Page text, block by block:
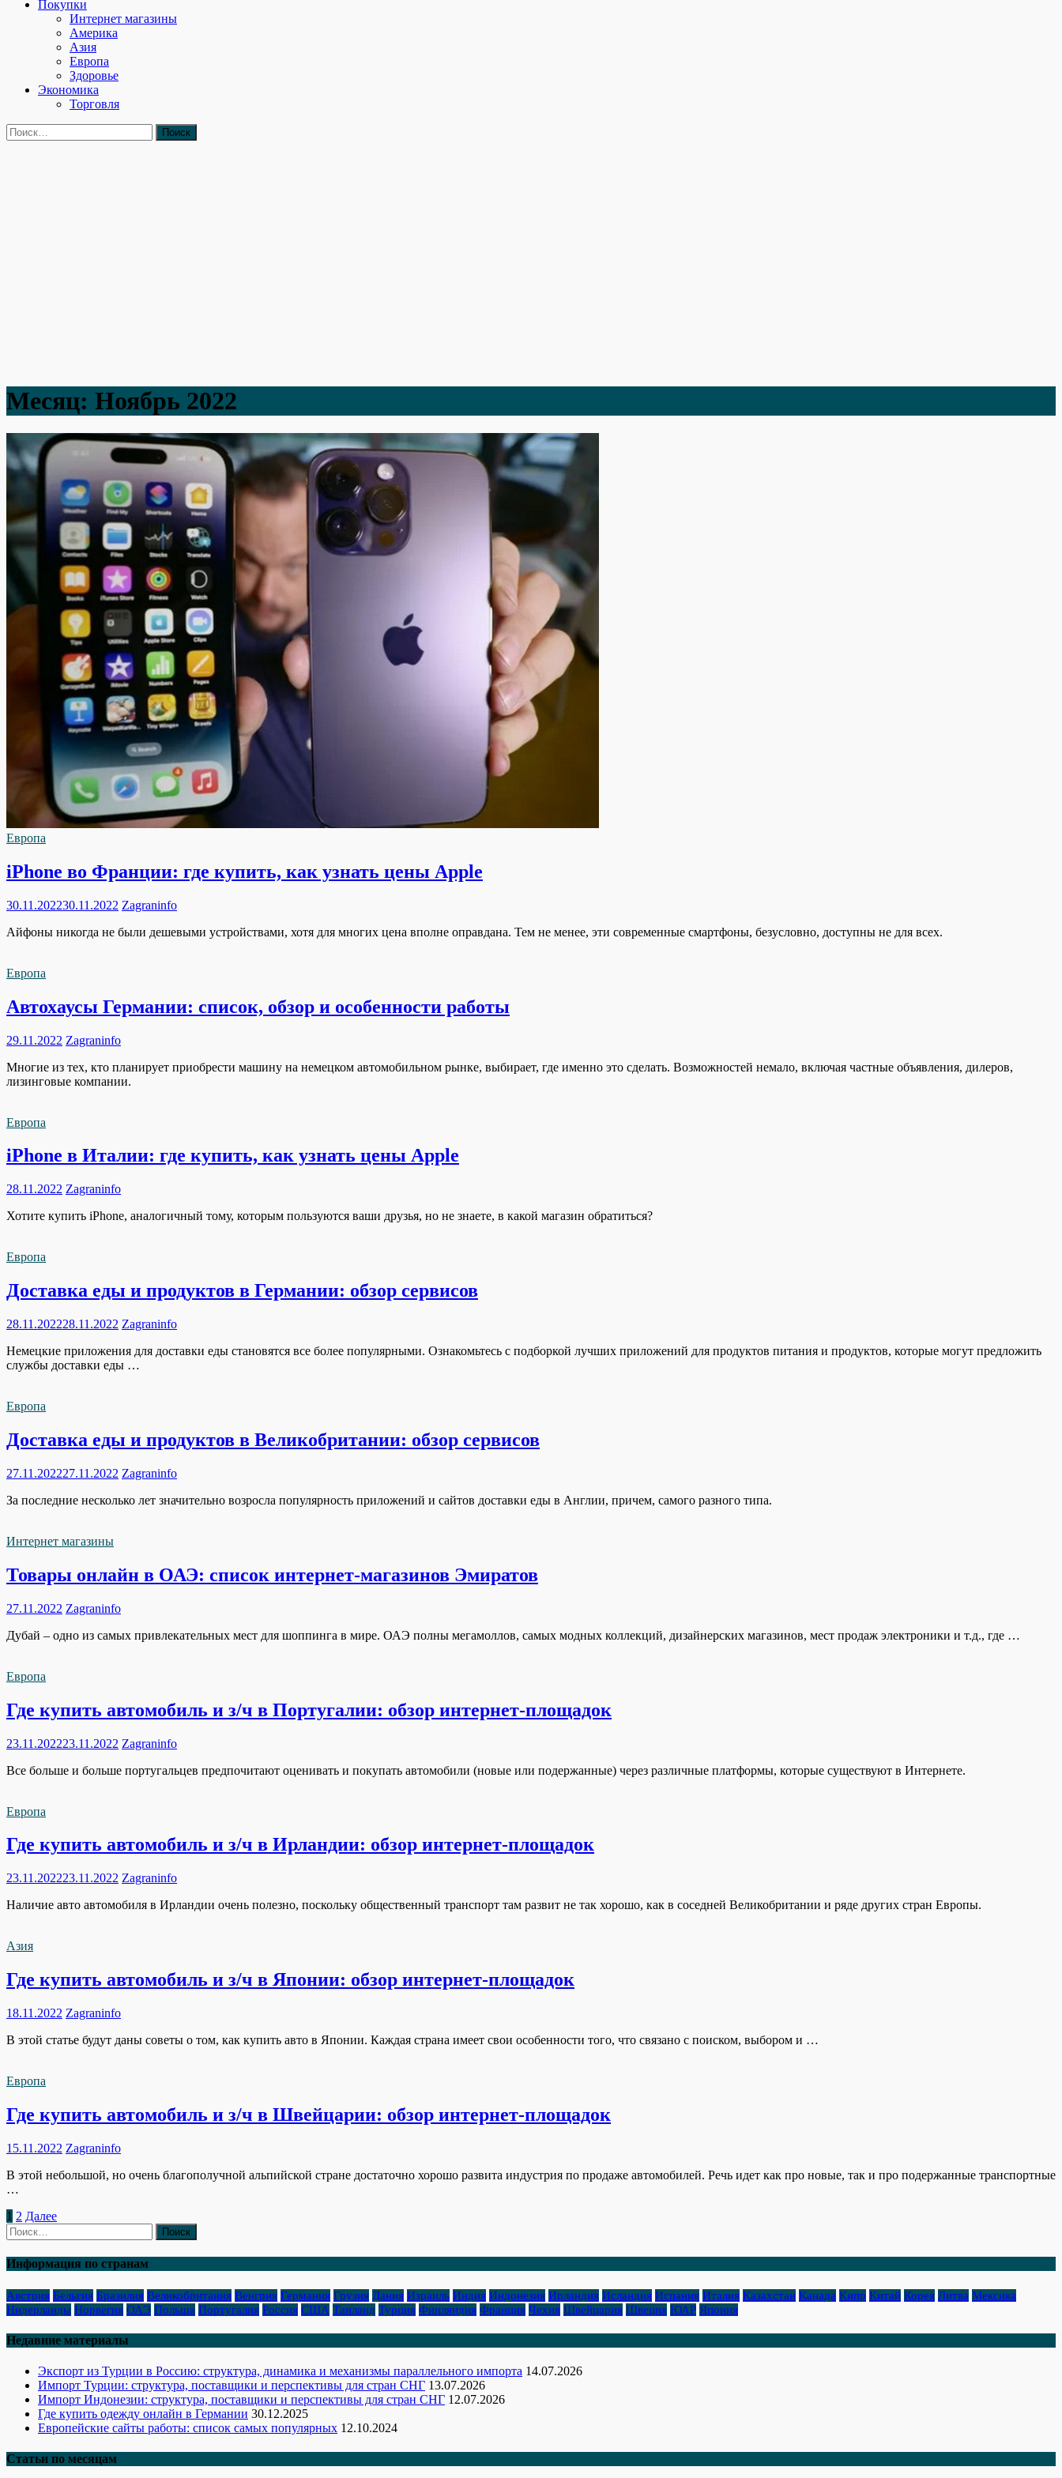
Покупки
Интернет магазины
Америка
Азия
Европа
Здоровье
Экономика
Торговля
Найти:
Месяц: Ноябрь 2022
Европа
iPhone во Франции: где купить, как узнать цены Apple
30.11.202230.11.2022 Zagraninfo
Айфоны никогда не были дешевыми устройствами, хотя для многих цена вполне оправдана. Тем не менее, эти современные смартфоны, безусловно, доступны не для всех.
Европа
Автохаусы Германии: список, обзор и особенности работы
29.11.2022 Zagraninfo
Многие из тех, кто планирует приобрести машину на немецком автомобильном рынке, выбирает, где именно это сделать. Возможностей немало, включая частные объявления, дилеров,
лизинговые компании.
Европа
iPhone в Италии: где купить, как узнать цены Apple
28.11.2022 Zagraninfo
Хотите купить iPhone, аналогичный тому, которым пользуются ваши друзья, но не знаете, в какой магазин обратиться?
Европа
Доставка еды и продуктов в Германии: обзор сервисов
28.11.202228.11.2022 Zagraninfo
Немецкие приложения для доставки еды становятся все более популярными. Ознакомьтесь с подборкой лучших приложений для продуктов питания и продуктов, которые могут предложить
службы доставки еды …
Европа
Доставка еды и продуктов в Великобритании: обзор сервисов
27.11.202227.11.2022 Zagraninfo
За последние несколько лет значительно возросла популярность приложений и сайтов доставки еды в Англии, причем, самого разного типа.
Интернет магазины
Товары онлайн в ОАЭ: список интернет-магазинов Эмиратов
27.11.2022 Zagraninfo
Дубай – одно из самых привлекательных мест для шоппинга в мире. ОАЭ полны мегамоллов, самых модных коллекций, дизайнерских магазинов, мест продаж электроники и т.д., где …
Европа
Где купить автомобиль и з/ч в Португалии: обзор интернет-площадок
23.11.202223.11.2022 Zagraninfo
Все больше и больше португальцев предпочитают оценивать и покупать автомобили (новые или подержанные) через различные платформы, которые существуют в Интернете.
Европа
Где купить автомобиль и з/ч в Ирландии: обзор интернет-площадок
23.11.202223.11.2022 Zagraninfo
Наличие авто автомобиля в Ирландии очень полезно, поскольку общественный транспорт там развит не так хорошо, как в соседней Великобритании и ряде других стран Европы.
Азия
Где купить автомобиль и з/ч в Японии: обзор интернет-площадок
18.11.2022 Zagraninfo
В этой статье будут даны советы о том, как купить авто в Японии. Каждая страна имеет свои особенности того, что связано с поиском, выбором и …
Европа
Где купить автомобиль и з/ч в Швейцарии: обзор интернет-площадок
15.11.2022 Zagraninfo
В этой небольшой, но очень благополучной альпийской стране достаточно хорошо развита индустрия по продаже автомобилей. Речь идет как про новые, так и про подержанные транспортные
…
Пагинация
записей
1 2 Далее
Найти:
Информация по странам
Австрия Бельгия Бразилия Великобритания Венгрия Германия Грузия Дания Израиль Индия Индонезия Ирландия Исландия Испания Италия Казахстан Канада Кипр Китай Корея Литва Мексика
Нидерланды Норвегия ОАЭ Польша Португалия Россия США Таиланд Турция Финляндия Франция Чехия Швейцария Швеция ЮАР Япония
Недавние материалы
Экспорт из Турции в Россию: структура, динамика и механизмы параллельного импорта 14.07.2026
Импорт Турции: структура, поставщики и перспективы для стран СНГ 13.07.2026
Импорт Индонезии: структура, поставщики и перспективы для стран СНГ 12.07.2026
Где купить одежду онлайн в Германии 30.12.2025
Европейские сайты работы: список самых популярных 12.10.2024
Статьи по месяцам